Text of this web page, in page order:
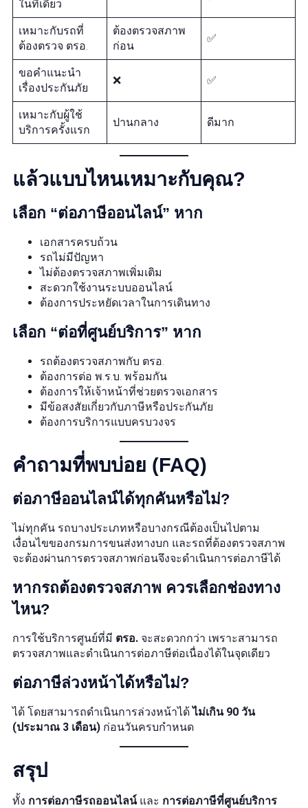
ในที่เดียว
เหมาะกับรถที่
ต้องตรวจ ตรอ.
ต้องตรวจสภาพ
ก่อน
✅
ขอคำแนะนำ
เรื่องประกันภัย
❌ ✅
เหมาะกับผู้ใช้
บริการครั้งแรก
ปานกลาง ดีมาก
แล้วแบบไหนเหมาะกับคุณ?
เลือก “ต่อภาษีออนไลน์” หาก
เอกสารครบถ้วน
รถไม่มีปัญหา
ไม่ต้องตรวจสภาพเพิ่มเติม
สะดวกใช้งานระบบออนไลน์
ต้องการประหยัดเวลาในการเดินทาง
เลือก “ต่อที่ศูนย์บริการ” หาก
รถต้องตรวจสภาพกับ ตรอ.
ต้องการต่อ พ.ร.บ. พร้อมกัน
ต้องการให้เจ้าหน้าที่ช่วยตรวจเอกสาร
มีข้อสงสัยเกี่ยวกับภาษีหรือประกันภัย
ต้องการบริการแบบครบวงจร
คำถามที่พบบ่อย (FAQ)
ต่อภาษีออนไลน์ได้ทุกคันหรือไม่?
ไม่ทุกคัน รถบางประเภทหรือบางกรณีต้องเป็นไปตาม
เงื่อนไขของกรมการขนส่งทางบก และรถที่ต้องตรวจสภาพ
จะต้องผ่านการตรวจสภาพก่อนจึงจะดำเนินการต่อภาษีได้
หากรถต้องตรวจสภาพ ควรเลือกช่องทาง
ไหน?
การใช้บริการศูนย์ที่มี ตรอ. จะสะดวกกว่า เพราะสามารถ
ตรวจสภาพและดำเนินการต่อภาษีต่อเนื่องได้ในจุดเดียว
ต่อภาษีล่วงหน้าได้หรือไม่?
ได้ โดยสามารถดำเนินการล่วงหน้าได้ไม่เกิน 90 วัน
(ประมาณ 3 เดือน) ก่อนวันครบกำหนด
สรุป
ทั้ง การต่อภาษีรถออนไลน์และ การต่อภาษีที่ศูนย์บริการ